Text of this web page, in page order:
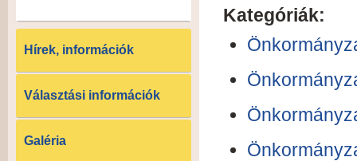
Hírek, információk
Választási információk
Galéria
Kategóriák: